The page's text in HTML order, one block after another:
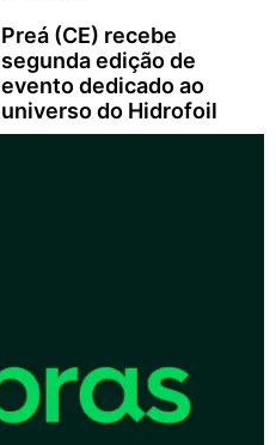
Preá (CE) recebe
segunda edição de
evento dedicado ao
universo do Hidrofoil